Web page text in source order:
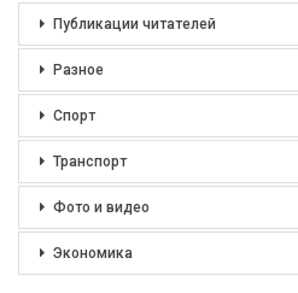
Публикации читателей
Разное
Спорт
Транспорт
Фото и видео
Экономика